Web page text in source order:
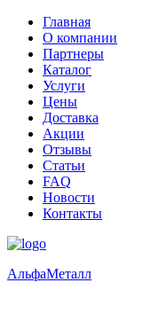
Главная
О компании
Партнеры
Каталог
Услуги
Цены
Доставка
Акции
Отзывы
Статьи
FAQ
Новости
Контакты
АльфаМеталл